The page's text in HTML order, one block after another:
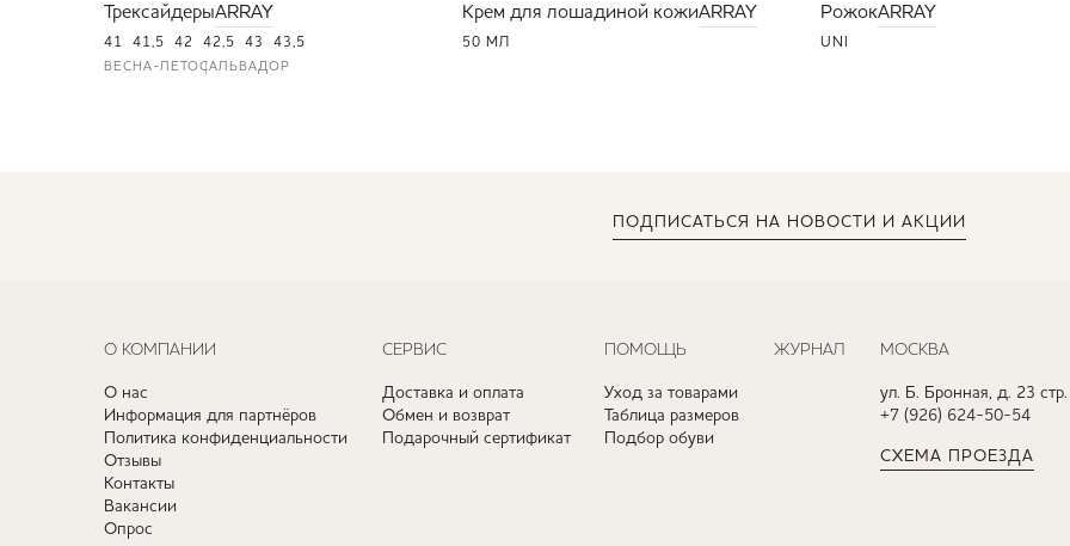
ТрексайдерыARRAY
41 41,5 42 42,5 43 43,5
ВЕСНА-ЛЕТОСАЛЬВАДОР
Крем для лошадиной кожиARRAY
50 МЛ
РожокARRAY
UNI
ПОДПИСАТЬСЯ НА НОВОСТИ И АКЦИИ
О КОМПАНИИ
О нас
Информация для партнёров
Политика конфиденциальности
Отзывы
Контакты
Вакансии
Опрос
СЕРВИС
Доставка и оплата
Обмен и возврат
Подарочный сертификат
ПОМОЩЬ
Уход за товарами
Таблица размеров
Подбор обуви
ЖУРНАЛ МОСКВА
ул. Б. Бронная, д. 23 стр.
+7 (926) 624-50-54
СХЕМА ПРОЕЗДА